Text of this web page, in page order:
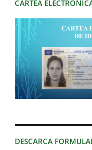
CARTEA
DESCARCA